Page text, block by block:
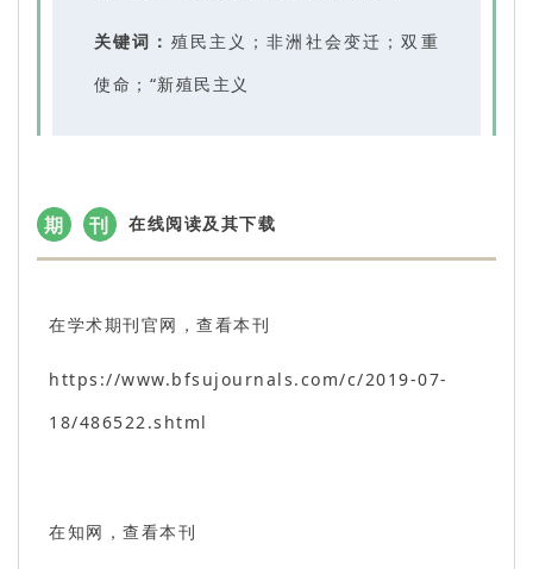
关键词： 殖民主义；非洲社会变迁；双重
使命；“新殖民主义
期 刊 在线阅读及其下载
在学术期刊官网，查看本刊
https://www.bfsujournals.com/c/2019-07-
18/486522.shtml
在知网，查看本刊